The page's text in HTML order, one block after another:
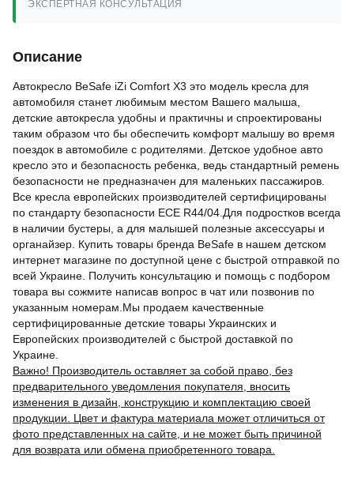
ЭКСПЕРТНАЯ КОНСУЛЬТАЦИЯ
Описание
Автокресло BeSafe iZi Comfort X3 это модель кресла для
автомобиля станет любимым местом Вашего малыша,
детские автокресла удобны и практичны и спроектированы
таким образом что бы обеспечить комфорт малышу во время
поездок в автомобиле с родителями. Детское удобное авто
кресло это и безопасность ребенка, ведь стандартный ремень
безопасности не предназначен для маленьких пассажиров.
Все кресла европейских производителей сертифицированы
по стандарту безопасности ECE R44/04.Для подростков всегда
в наличии бустеры, а для малышей полезные аксессуары и
органайзер. Купить товары бренда BeSafe в нашем детском
интернет магазине по доступной цене с быстрой отправкой по
всей Украине. Получить консультацию и помощь с подбором
товара вы сожмите написав вопрос в чат или позвонив по
указанным номерам.Мы продаем качественные
сертифицированные детские товары Украинских и
Европейских производителей с быстрой доставкой по
Украине.
Важно! Производитель оставляет за собой право, без
предварительного уведомления покупателя, вносить
изменения в дизайн, конструкцию и комплектацию своей
продукции. Цвет и фактура материала может отличиться от
фото представленных на сайте, и не может быть причиной
для возврата или обмена приобретенного товара.